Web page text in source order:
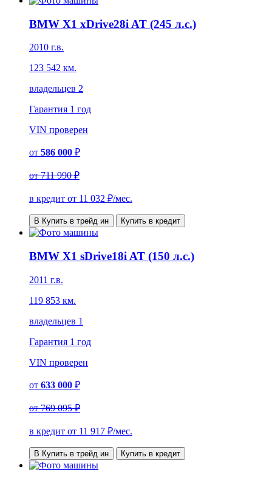
BMW X1 xDrive28i AT (245 л.с.)
2010 г.в.
123 542 км.
владельцев 2
Гарантия 1 год
VIN проверен
от 586 000 ₽
от711 990 ₽
в кредит от 11 032 ₽/мес.
В Купить в трейд ин Купить в кредит
BMW X1 sDrive18i AT (150 л.с.)
2011 г.в.
119 853 км.
владельцев 1
Гарантия 1 год
VIN проверен
от 633 000 ₽
от769 095 ₽
в кредит от 11 917 ₽/мес.
В Купить в трейд ин Купить в кредит